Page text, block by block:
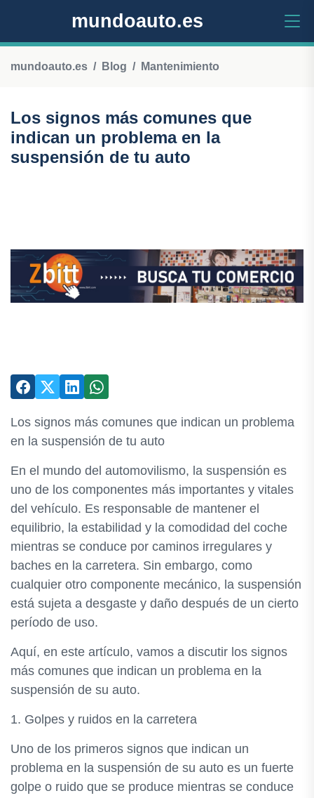
mundoauto.es
mundoauto.es Blog Mantenimiento
Los signos más comunes que
indican un problema en la
suspensión de tu auto
Los signos más comunes que indican un problema
en la suspensión de tu auto
En el mundo del automovilismo, la suspensión es
uno de los componentes más importantes y vitales
del vehículo. Es responsable de mantener el
equilibrio, la estabilidad y la comodidad del coche
mientras se conduce por caminos irregulares y
baches en la carretera. Sin embargo, como
cualquier otro componente mecánico, la suspensión
está sujeta a desgaste y daño después de un cierto
período de uso.
Aquí, en este artículo, vamos a discutir los signos
más comunes que indican un problema en la
suspensión de su auto.
1. Golpes y ruidos en la carretera
Uno de los primeros signos que indican un
problema en la suspensión de su auto es un fuerte
golpe o ruido que se produce mientras se conduce